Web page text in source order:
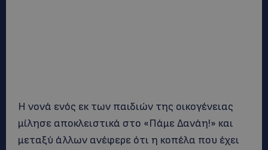
Η νονά ενός εκ των παιδιών της οικογένειας
μίλησε αποκλειστικά στο «Πάμε Δανάη!» και
μεταξύ άλλων ανέφερε ότι η κοπέλα που έχει